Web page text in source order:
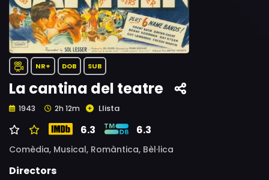
NR+ DOB SUB
La cantina del teatre
1943 2h 12m Llista
6.3 6.3
Comèdia, Musical, Romàntica, Bèl·lica
Directors